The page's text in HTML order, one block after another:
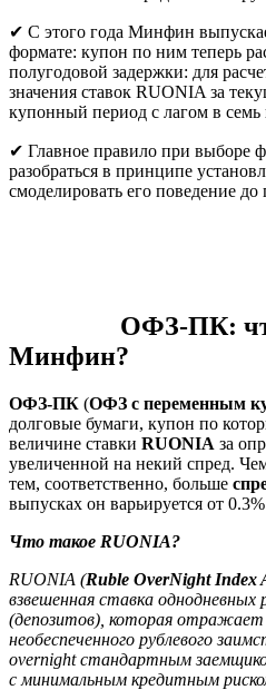
✔ С этого года Минфин
формате: купон по ним теперь
полугодовой задержки: для
значения ставок RUONIA за
купонный период с лагом в семь
✔ Главное правило при выборе
разобраться в принципе
смоделировать его поведение
ОФЗ-ПК:
Минфин?
ОФЗ-ПК (ОФЗ с переменным
долговые бумаги, купон по
величине ставки RUONIA за
увеличенной на некий спред.
тем, соответственно, больше
выпусках он варьируется от
Что такое RUONIA?
RUONIA (Ruble OverNight Index
взвешенная ставка однодневных
(депозитов), которая
необеспеченного рублевого
overnight стандартным
с минимальным кредитным